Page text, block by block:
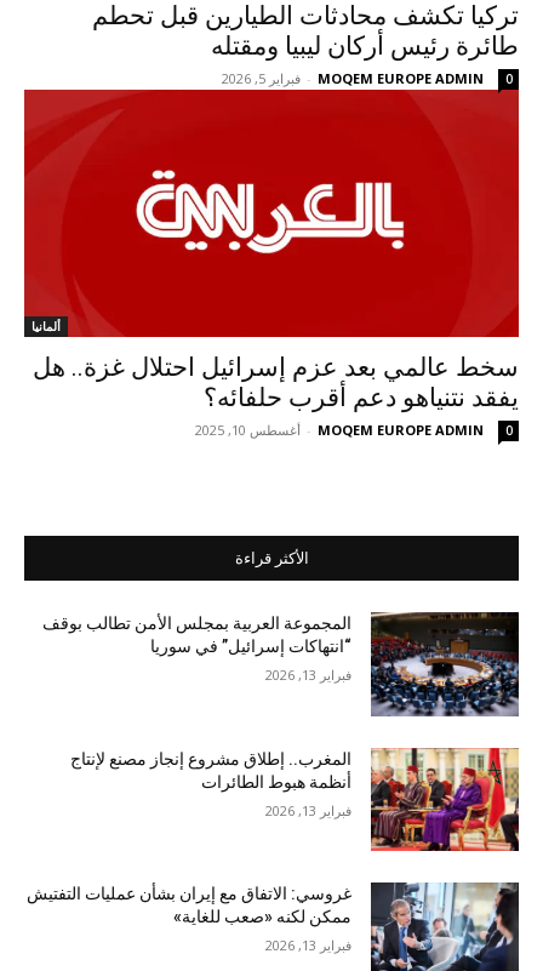
تركيا تكشف محادثات الطيارين قبل تحطم
طائرة رئيس أركان ليبيا ومقتله
MOQEM EUROPE ADMIN
- فبراير 5, 2026 0
ألمانيا
سخط عالمي بعد عزم إسرائيل احتلال غزة.. هل
يفقد نتنياهو دعم أقرب حلفائه؟
MOQEM EUROPE ADMIN
- أغسطس 10, 2025 0
الأكثر قراءة
المجموعة العربية بمجلس الأمن تطالب بوقف
“انتهاكات إسرائيل” في سوريا
فبراير 13, 2026
المغرب.. إطلاق مشروع إنجاز مصنع لإنتاج
أنظمة هبوط الطائرات
فبراير 13, 2026
غروسي: الاتفاق مع إيران بشأن عمليات التفتيش
ممكن لكنه «صعب للغاية»
فبراير 13, 2026